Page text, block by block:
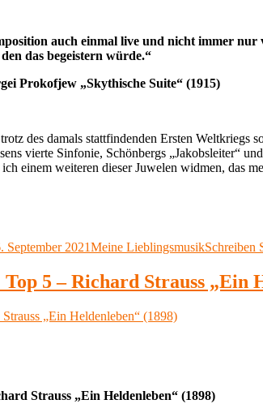
auch einmal live und nicht immer
das begeistern würde.“
Prokofjew „Skythische Suite“ (1915)
des damals stattfindenden Ersten
vierte Sinfonie, Schönbergs „Jakobsleiter“
einem weiteren dieser Juwelen widmen, das
September 2021Kategorien
Meine LieblingsmusikSchreiben
5 – Richard Strauss „Ein
Strauss „Ein Heldenleben“ (1898)